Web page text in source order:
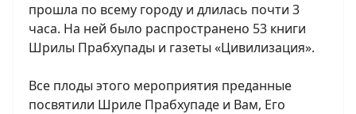
прошла по всему городу и длилась почти 3
часа. На ней было распространено 53 книги
Шрилы Прабхупады и газеты «Цивилизация».
Все плоды этого мероприятия преданные
посвятили Шриле Прабхупаде и Вам, Его